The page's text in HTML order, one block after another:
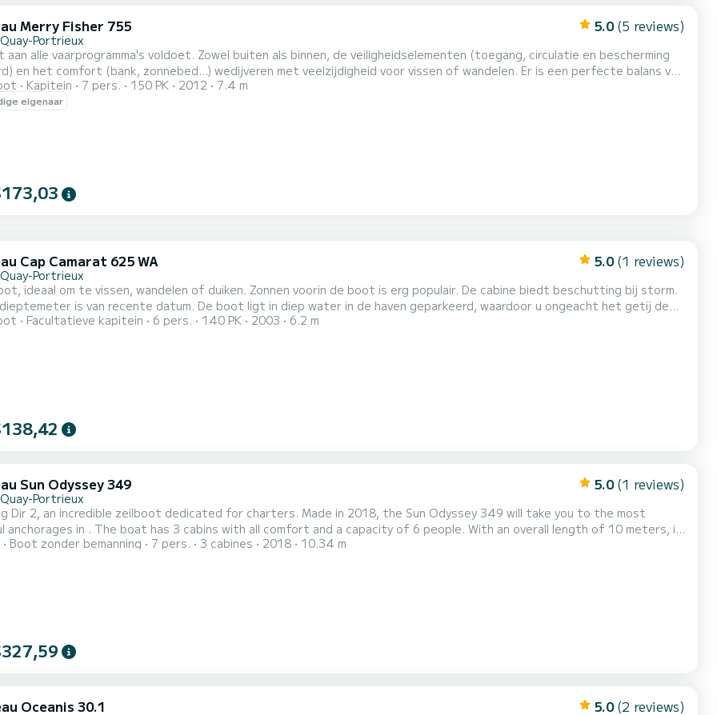
Merry Fisher 755 5.0 (5 reviews)
Portrieux
aan alle vaarprogramma's voldoet. Zowel buiten als binnen, de veiligheidselementen (toegang, circulatie en bescherming
en het comfort (bank, zonnebed...) wedijveren met veelzijdigheid voor vissen of wandelen. Er is een perfecte balans van
u
Kapitein 7 pers. 150 PK 2012 7.4 m
eigenaar
Cap Camarat 625 WA 5.0 (1 reviews)
Portrieux
ideaal om te vissen, wandelen of duiken. Zonnen voorin de boot is erg populair. De cabine biedt beschutting bij storm.
dieptemeter is van recente datum. De boot ligt in diep water in de haven geparkeerd, waardoor u ongeacht het getij de
Ik zal aan het begin van de reis de leiding nemen om u te helpen de boot te “temmen”.
Facultatieve kapitein 6 pers. 140 PK 2003 6.2 m
Sun Odyssey 349 5.0 (1 reviews)
Portrieux
Dir 2, an incredible zeilboot dedicated for charters. Made in 2018, the Sun Odyssey 349 will take you to the most
with all comfort and a capacity of 6 people. With an overall length of 10 meters, it
ally to spend an exceptional vacation on the water in the surroundings of Dit Sun Odyssey 349 is uitgerust met1
Boot zonder bemanning 7 pers. 3 cabines 2018 10.34 m
Oceanis 30.1 5.0 (2 reviews)